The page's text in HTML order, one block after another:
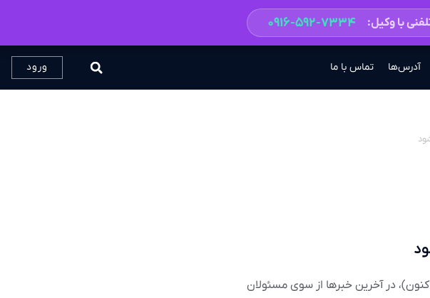
با وکیل: ۰۹۱۶-۵۹۲-۷۳۳۴
آدرس‌ها تماس با ما ورود
شدن صدور چک‌های الکترونیکی توسط ۱۱ بانک (تاکنون)، در آخرین خبرها از سوی مسئولان